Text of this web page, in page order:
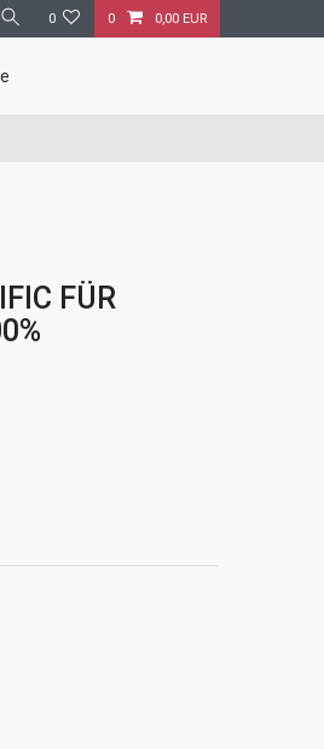
0 0 0,00 EUR
FÜR